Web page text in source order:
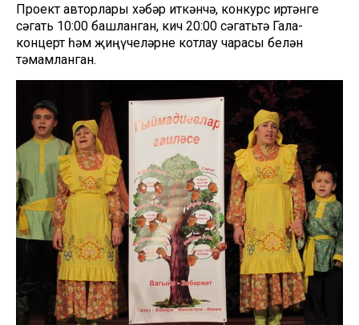
Проект авторлары хәбәр иткәнчә, конкурс иртәнге
сәгать 10:00 башланган, кич 20:00 сәгатьтә Гала-
концерт һәм җиңүчеләрне котлау чарасы белән
тәмамланган.